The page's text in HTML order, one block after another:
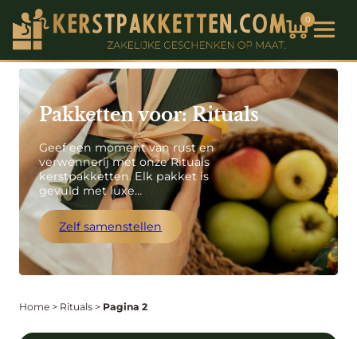
0
Pakketten voor: Rituals
Geef een moment van rust en
verwennerij met onze Rituals
kerstpakketten. Elk pakket is
gevuld met luxe
verzorgingsproducten zoals
geurige bad-oliën, bodycrèmes en
douchesets die pure ontspanning
bieden. Verras medewerkers of
relaties met een stijlvol geschenk
dat de feestdagen extra bijzonder
Zelf samenstellen
Home > Rituals > Pagina 2